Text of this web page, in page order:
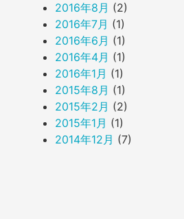
2016年8月 (2)
2016年7月 (1)
2016年6月 (1)
2016年4月 (1)
2016年1月 (1)
2015年8月 (1)
2015年2月 (2)
2015年1月 (1)
2014年12月 (7)